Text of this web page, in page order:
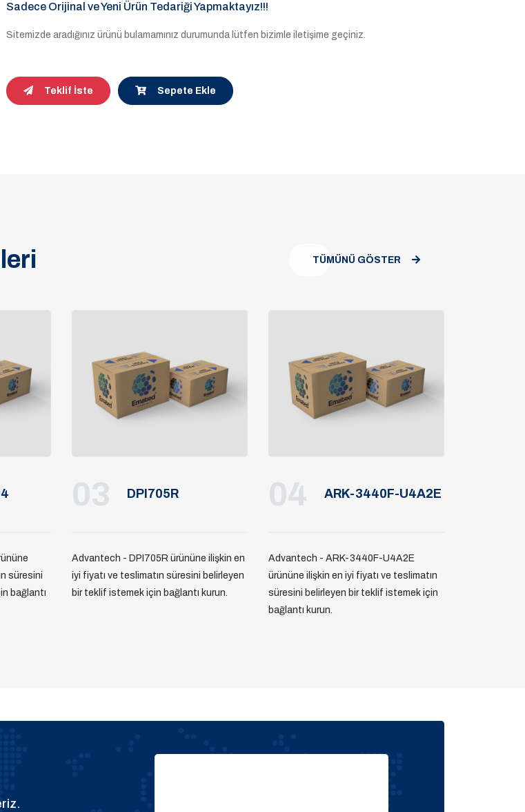
Sadece Orijinal ve Yeni Ürün Tedariği Yapmaktayız!!!
Sitemizde aradığınız ürünü bulamamınız durumunda lütfen bizimle iletişime geçiniz.
Teklif İste Sepete Ekle
TÜMÜNÜ GÖSTER
süresini
bağlantı
03 DPI705R
Advantech - DPI705R ürününe ilişkin en
iyi fiyatı ve teslimatın süresini belirleyen
bir teklif istemek için bağlantı kurun.
04 ARK-3440F-U4A2E
Advantech - ARK-3440F-U4A2E
ürününe ilişkin en iyi fiyatı ve teslimatın
süresini belirleyen bir teklif istemek için
bağlantı kurun.